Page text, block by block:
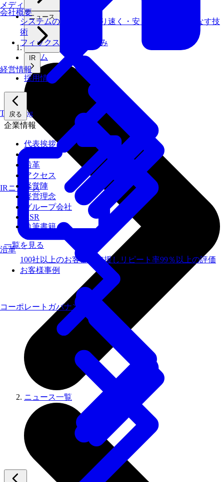
Tech Blog
メディアライブラリ
IRニュース
ニュース
IR
採用情報
戻る
企業情報
代表挨拶
沿革
アクセス
経営陣
経営理念
グループ会社
CSR
執筆書籍
一覧を見る
会社概要
沿革
システムの仕事を、より速く・安く・省エネでこなす技
術
フィックスターズの​強み
100社以上のお客様を支援しリピート率99％以上の評価
お客様事例
経営情報
コーポレートガバナンス
ホーム
ニュース一覧